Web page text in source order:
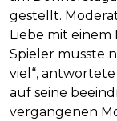
gestellt.
Liebe mit
Spieler musste
viel“,
auf seine
vergangenen